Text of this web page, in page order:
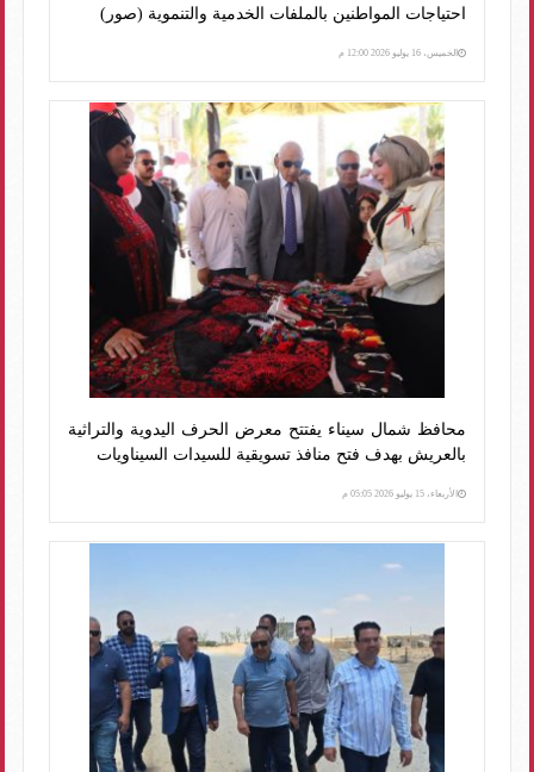
احتياجات المواطنين بالملفات الخدمية والتنموية (صور)
الخميس، 16 يوليو 2026 12:00 م
محافظ شمال سيناء يفتتح معرض الحرف اليدوية والتراثية
بالعريش بهدف فتح منافذ تسويقية للسيدات السيناويات
الأربعاء، 15 يوليو 2026 05:05 م